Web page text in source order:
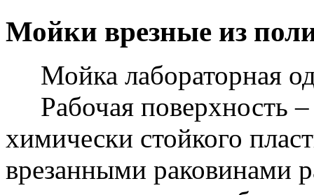
Мойки врезные из
Мойка лабораторная
Рабочая поверхность –
химически стойкого
врезанными раковинами